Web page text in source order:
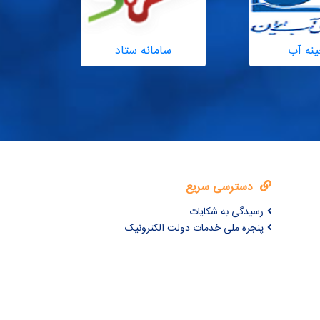
آب سامانه ستاد
دسترسی سریع
رسیدگی به شکایات
پنجره ملی خدمات دولت الکترونیک